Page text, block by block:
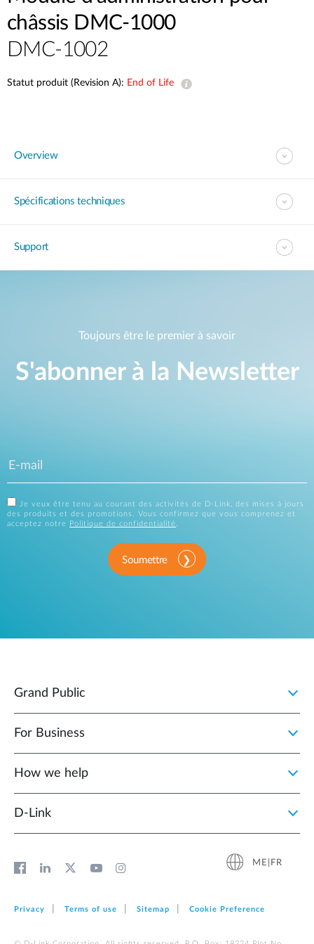
châssis DMC-1000
DMC-1002
Statut produit (Revision A): End of Life
Overview
Spécifications techniques
Support
Toujours être le premier à savoir
S'abonner à la Newsletter
Je veux être tenu au courant des activités de D-Link, des mises à jours
des produits et des promotions. Vous confirmez que vous comprenez et
acceptez notre
Politique de confidentialité.
Soumettre
Grand Public
For Business
How we help
D‑Link
ME|FR
Privacy Terms of use Sitemap Cookie Preference